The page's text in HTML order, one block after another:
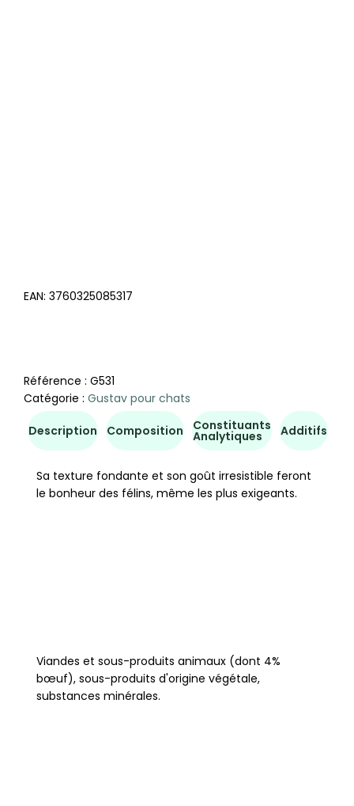
EAN: 3760325085317
Référence : G531
Catégorie : Gustav pour chats
Description Composition Constituants
Analytiques Additifs
Sa texture fondante et son goût irresistible feront
le bonheur des félins, même les plus exigeants.
Viandes et sous-produits animaux (dont 4%
bœuf), sous-produits d'origine végétale,
substances minérales.